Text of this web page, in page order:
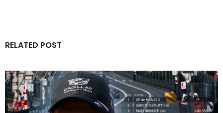
RELATED POST